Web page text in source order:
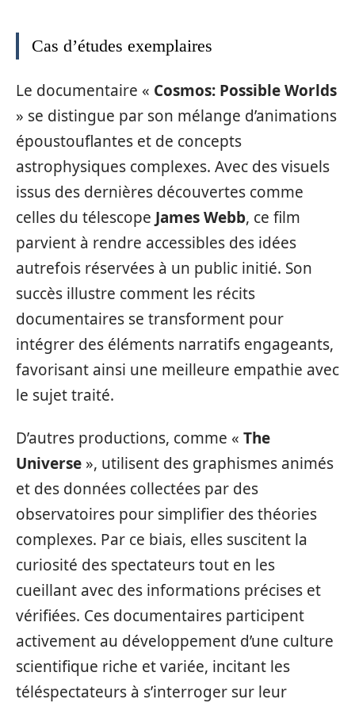
Cas d’études exemplaires
Le documentaire « Cosmos: Possible Worlds
» se distingue par son mélange d’animations
époustouflantes et de concepts
astrophysiques complexes. Avec des visuels
issus des dernières découvertes comme
celles du télescope James Webb, ce film
parvient à rendre accessibles des idées
autrefois réservées à un public initié. Son
succès illustre comment les récits
documentaires se transforment pour
intégrer des éléments narratifs engageants,
favorisant ainsi une meilleure empathie avec
le sujet traité.
D’autres productions, comme « The
Universe », utilisent des graphismes animés
et des données collectées par des
observatoires pour simplifier des théories
complexes. Par ce biais, elles suscitent la
curiosité des spectateurs tout en les
cueillant avec des informations précises et
vérifiées. Ces documentaires participent
activement au développement d’une culture
scientifique riche et variée, incitant les
téléspectateurs à s’interroger sur leur